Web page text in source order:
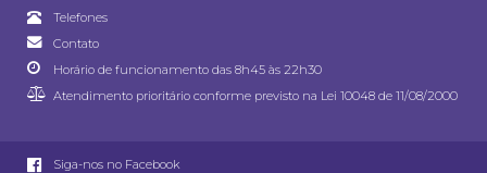
Telefones
Contato
Horário de funcionamento das 8h45 às 22h30
Atendimento prioritário conforme previsto na Lei 10048 de 11/08/2000
Siga-nos no Facebook